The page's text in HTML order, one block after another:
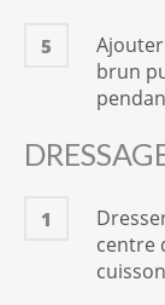
5
brun
1
centre